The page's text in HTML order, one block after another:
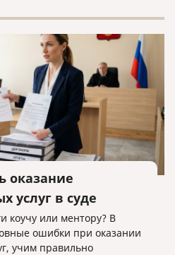
оказание
услуг в суде
коучу или ментору? В
ошибки при оказании
учим правильно